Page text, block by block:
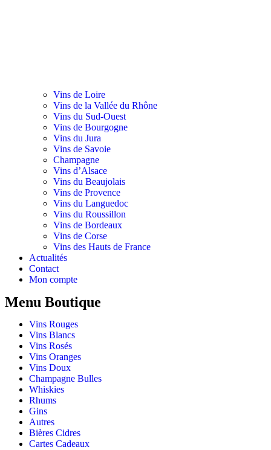
Vins de Loire
Vins de la Vallée du Rhône
Vins du Sud-Ouest
Vins de Bourgogne
Vins du Jura
Vins de Savoie
Champagne
Vins d’Alsace
Vins du Beaujolais
Vins de Provence
Vins du Languedoc
Vins du Roussillon
Vins de Bordeaux
Vins de Corse
Vins des Hauts de France
Actualités
Contact
Mon compte
Menu Boutique
Vins Rouges
Vins Blancs
Vins Rosés
Vins Oranges
Vins Doux
Champagne Bulles
Whiskies
Rhums
Gins
Autres
Bières Cidres
Cartes Cadeaux